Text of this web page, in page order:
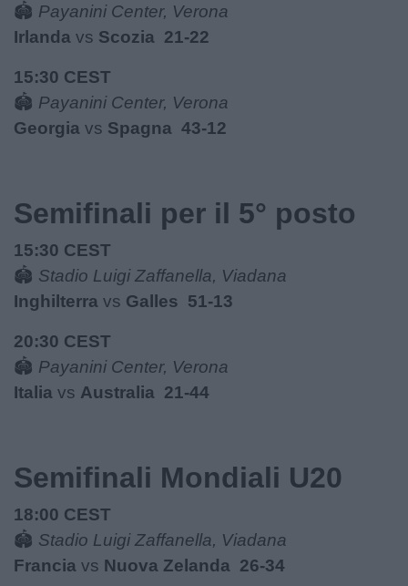
🏟 Payanini Center, Verona
Irlanda vs Scozia 21-22
15:30 CEST
🏟 Payanini Center, Verona
Georgia vs Spagna 43-12
Semifinali per il 5° posto
15:30 CEST
🏟 Stadio Luigi Zaffanella, Viadana
Inghilterra vs Galles 51-13
20:30 CEST
🏟 Payanini Center, Verona
Italia vs Australia 21-44
Semifinali Mondiali U20
18:00 CEST
🏟 Stadio Luigi Zaffanella, Viadana
Francia vs Nuova Zelanda 26-34